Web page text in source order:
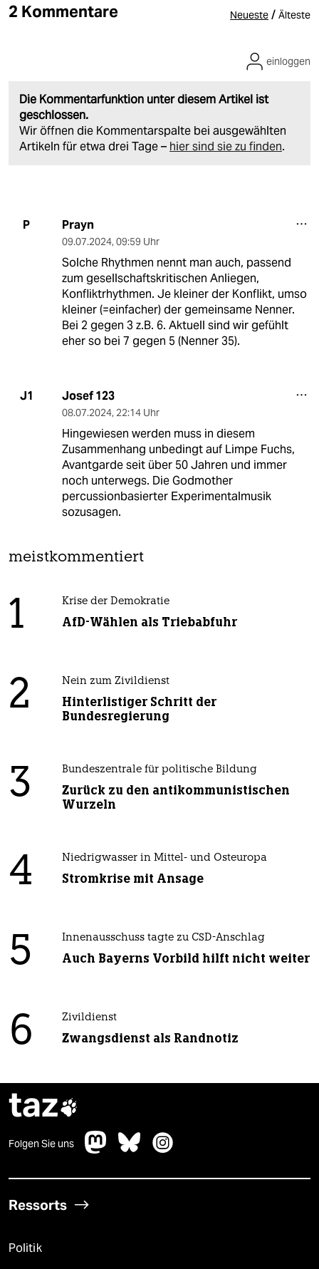
2 Kommentare Neueste / Älteste
Die Kommentarfunktion unter diesem Artikel ist
geschlossen.
Wir öffnen die Kommentarspalte bei ausgewählten
Artikeln für etwa drei Tage – hier sind sie zu finden.
einloggen
P Prayn
09.07.2024, 09:59 Uhr
Solche Rhythmen nennt man auch, passend
zum gesellschaftskritischen Anliegen,
Konfliktrhythmen. Je kleiner der Konflikt, umso
kleiner (=einfacher) der gemeinsame Nenner.
Bei 2 gegen 3 z.B. 6. Aktuell sind wir gefühlt
eher so bei 7 gegen 5 (Nenner 35).
J1 Josef 123
08.07.2024, 22:14 Uhr
Hingewiesen werden muss in diesem
Zusammenhang unbedingt auf Limpe Fuchs,
Avantgarde seit über 50 Jahren und immer
noch unterwegs. Die Godmother
percussionbasierter Experimentalmusik
sozusagen.
meistkommentiert
1 Krise der Demokratie
AfD-Wählen als Triebabfuhr
2 Nein zum Zivildienst
Hinterlistiger Schritt der
Bundesregierung
3 Bundeszentrale für politische Bildung
Zurück zu den antikommunistischen
Wurzeln
4 Niedrigwasser in Mittel- und Osteuropa
Stromkrise mit Ansage
5 Innenausschuss tagte zu CSD-Anschlag
Auch Bayerns Vorbild hilft nicht weiter
6 Zivildienst
Zwangsdienst als Randnotiz
taz
Folgen Sie uns
Ressorts
Politik